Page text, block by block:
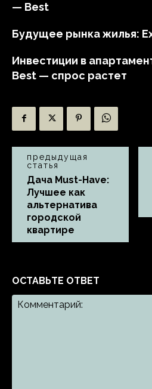
— Best
Будущее рынка жилья:
Инвестиции в
Best — спрос растет
предыдущая
статья
Дача Must-Have:
Лучшее как
альтернатива
городской
квартире
ОСТАВЬТЕ ОТВЕТ